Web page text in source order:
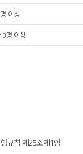
이상
3명 이상
규칙 제25조제1항